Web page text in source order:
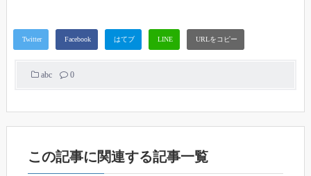
abc 0
この記事に関連する記事一覧